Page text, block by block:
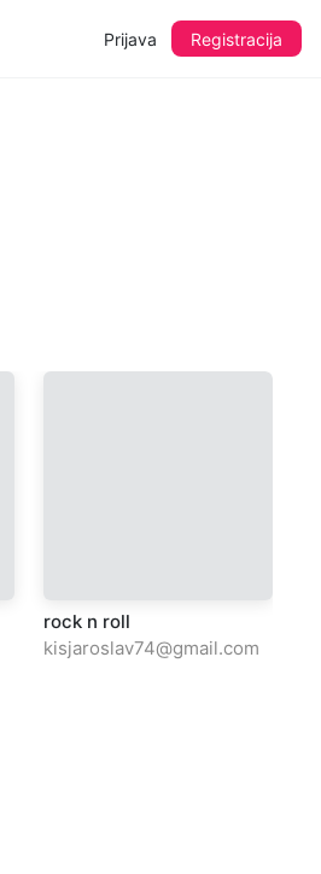
Prijava Registracija
rock n roll
kisjaroslav74@gmail.com